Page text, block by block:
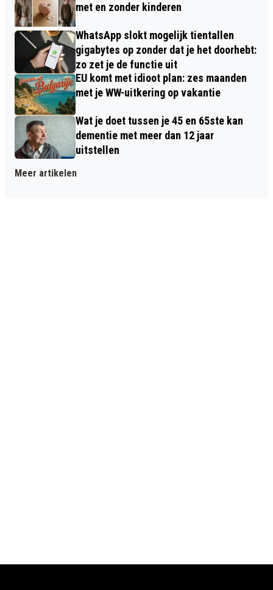
met en zonder kinderen
WhatsApp slokt mogelijk tientallen
gigabytes op zonder dat je het doorhebt:
zo zet je de functie uit
EU komt met idioot plan: zes maanden
met je WW-uitkering op vakantie
Wat je doet tussen je 45 en 65ste kan
dementie met meer dan 12 jaar
uitstellen
Meer artikelen